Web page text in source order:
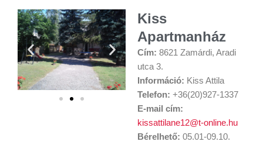
Kiss
Apartmanház
Cím: 8621 Zamárdi, Aradi
utca 3.
Információ: Kiss Attila
Telefon: +36(20)927-1337
E-mail cím:
kissattilane12@t-online.hu
Bérelhető: 05.01-09.10.